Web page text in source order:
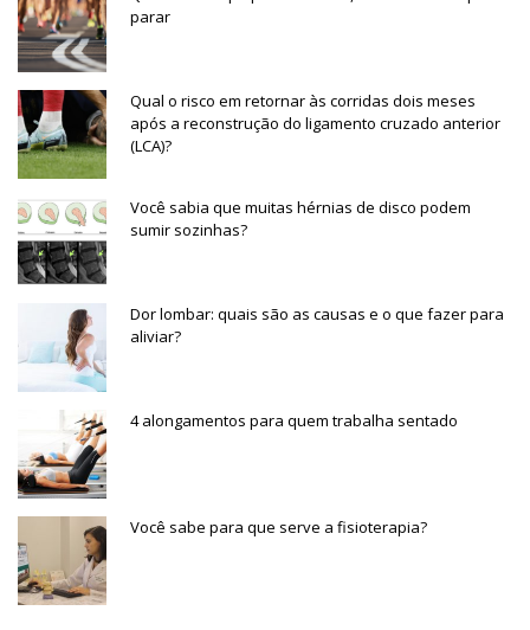
parar
Qual o risco em retornar às corridas dois meses
após a reconstrução do ligamento cruzado anterior
(LCA)?
Você sabia que muitas hérnias de disco podem
sumir sozinhas?
Dor lombar: quais são as causas e o que fazer para
aliviar?
4 alongamentos para quem trabalha sentado
Você sabe para que serve a fisioterapia?